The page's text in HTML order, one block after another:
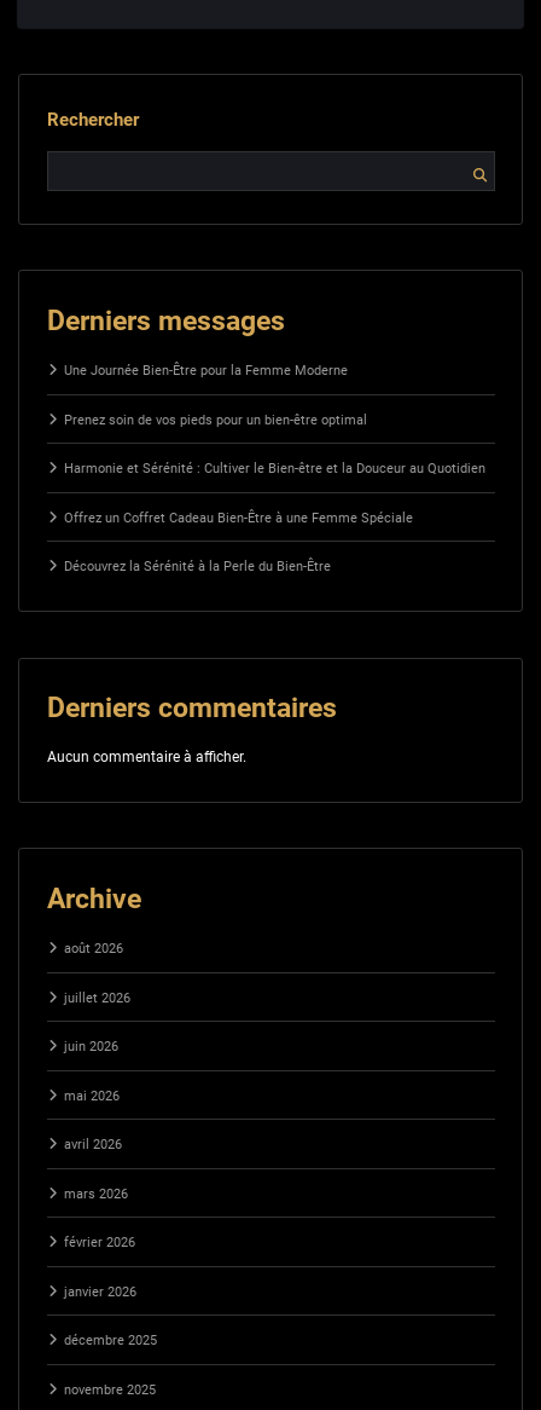
Rechercher
Derniers messages
Une Journée Bien-Être pour la Femme Moderne
Prenez soin de vos pieds pour un bien-être optimal
Harmonie et Sérénité : Cultiver le Bien-être et la Douceur au Quotidien
Offrez un Coffret Cadeau Bien-Être à une Femme Spéciale
Découvrez la Sérénité à la Perle du Bien-Être
Derniers commentaires
Aucun commentaire à afficher.
Archive
août 2026
juillet 2026
juin 2026
mai 2026
avril 2026
mars 2026
février 2026
janvier 2026
décembre 2025
novembre 2025